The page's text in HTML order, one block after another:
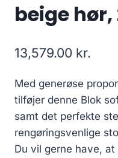
beige
13,579.00 kr.
Med generøse
tilføjer denne Blok
samt det perfekte
rengøringsvenlige
Du vil gerne have,